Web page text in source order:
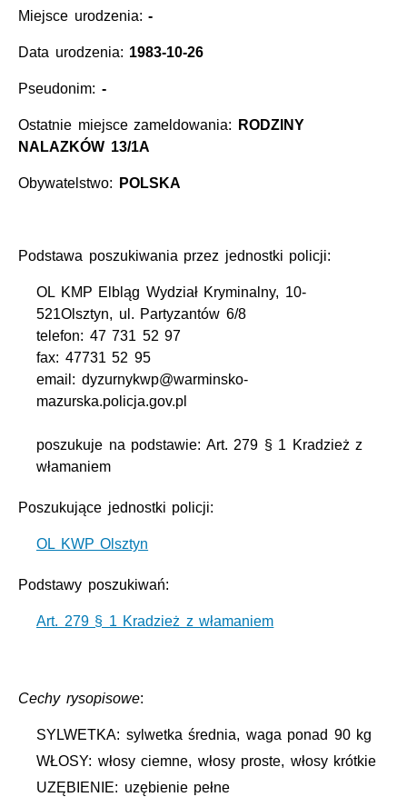
Miejsce urodzenia:-
Data urodzenia: 1983-10-26
Pseudonim: -
Ostatnie miejsce zameldowania:
RODZINY
NALAZKÓW 13/1A
Obywatelstwo: POLSKA
Podstawa poszukiwania przez jednostki policji:
OL KMP Elbląg Wydział Kryminalny, 10-
521Olsztyn, ul. Partyzantów 6/8
telefon: 47 731 52 97
fax: 47731 52 95
email: dyzurnykwp@warminsko-
mazurska.policja.gov.pl
poszukuje na podstawie: Art. 279 § 1 Kradzież z
włamaniem
Poszukujące jednostki policji:
OL KWP Olsztyn
Podstawy poszukiwań:
Art. 279 § 1 Kradzież z włamaniem
Cechy rysopisowe:
SYLWETKA: sylwetka średnia, waga ponad 90 kg
WŁOSY: włosy ciemne, włosy proste, włosy krótkie
UZĘBIENIE: uzębienie pełne